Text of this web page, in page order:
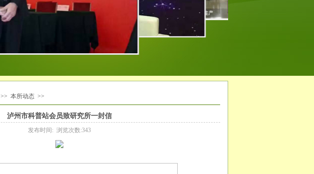
>> 本所动态 >>
泸州市科普站会员致研究所一封信
发布时间: 浏览次数:343